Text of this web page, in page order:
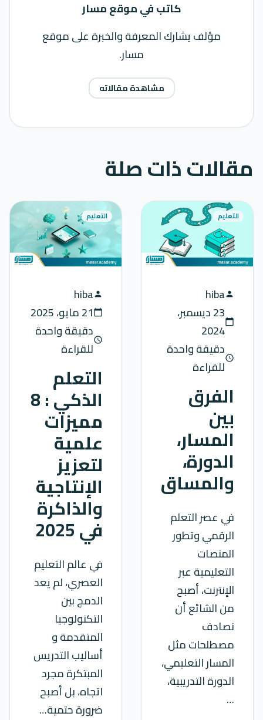
كاتب في موقع مسار
مؤلف يشارك المعرفة والخبرة على موقع
مسار.
مشاهدة مقالاته
مقالات ذات صلة
التعليم
person
hiba
calendar_today
23 ديسمبر،
2024
scheduleدقيقة واحدة
للقراءة
الفرق
بين
المسار،
الدورة،
والمساق
في عصر التعلم
الرقمي وتطور
المنصات
التعليمية عبر
الإنترنت، أصبح
من الشائع أن
نصادف
مصطلحات مثل
المسار التعليمي،
الدورة التدريبية،
…
التعليم
person
hiba
calendar_today21 مايو، 2025
scheduleدقيقة واحدة
للقراءة
التعلم
الذكي : 8
مميزات
علمية
لتعزيز
الإنتاجية
والذاكرة
في 2025
في عالم التعليم
العصري، لم يعد
الدمج بين
التكنولوجيا
المتقدمة و
أساليب التدريس
المبتكرة مجرد
اتجاه، بل أصبح
ضرورة حتمية…